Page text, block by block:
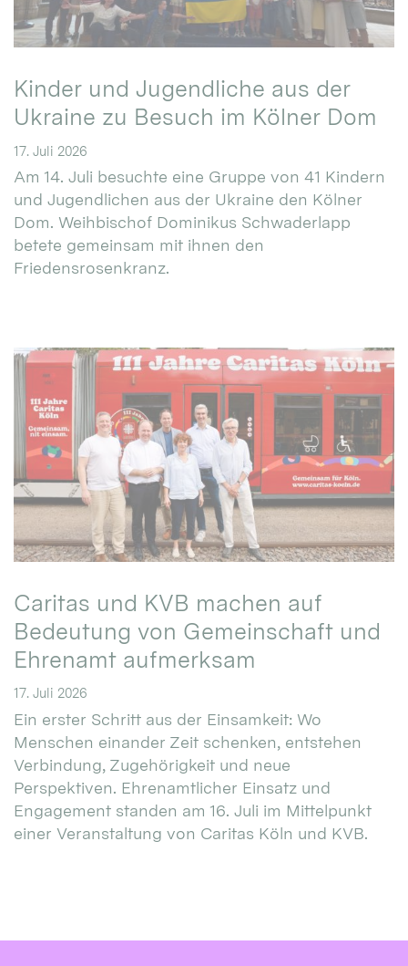
Kinder und Jugendliche aus der
Ukraine zu Besuch im Kölner Dom
17. Juli 2026
Am 14. Juli besuchte eine Gruppe von 41 Kindern
und Jugendlichen aus der Ukraine den Kölner
Dom. Weihbischof Dominikus Schwaderlapp
betete gemeinsam mit ihnen den
Friedensrosenkranz.
Caritas und KVB machen auf
Bedeutung von Gemeinschaft und
Ehrenamt aufmerksam
17. Juli 2026
Ein erster Schritt aus der Einsamkeit: Wo
Menschen einander Zeit schenken, entstehen
Verbindung, Zugehörigkeit und neue
Perspektiven. Ehrenamtlicher Einsatz und
Engagement standen am 16. Juli im Mittelpunkt
einer Veranstaltung von Caritas Köln und KVB.